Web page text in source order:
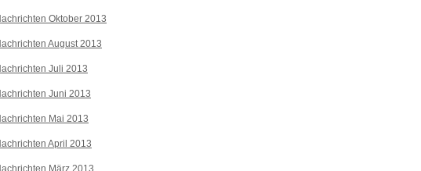
Oktober 2013
August 2013
Juli 2013
Juni 2013
Mai 2013
April 2013
März 2013